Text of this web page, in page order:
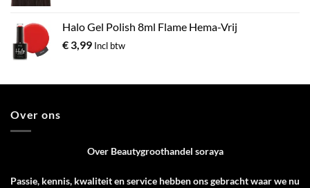
Halo Gel Polish 8ml Flame Hema-Vrij
€ 3,99 Incl btw
Over ons
Over Beautygroothandel soraya
Passie, kennis, kwaliteit en service hebben ons gebracht waar we nu